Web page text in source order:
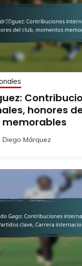
honores
Diego Márquez